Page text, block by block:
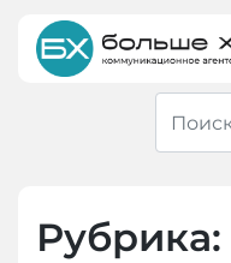
content
Рубрика: